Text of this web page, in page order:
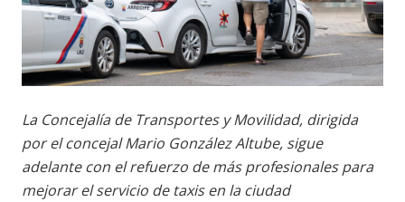
La Concejalía de Transportes y Movilidad, dirigida
por el concejal Mario González Altube, sigue
adelante con el refuerzo de más profesionales para
mejorar el servicio de taxis en la ciudad